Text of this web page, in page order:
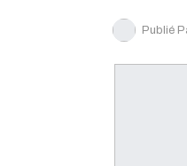
Publié